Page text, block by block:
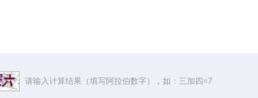
请输入计算结果（填写阿拉伯数字），如：三加四=7